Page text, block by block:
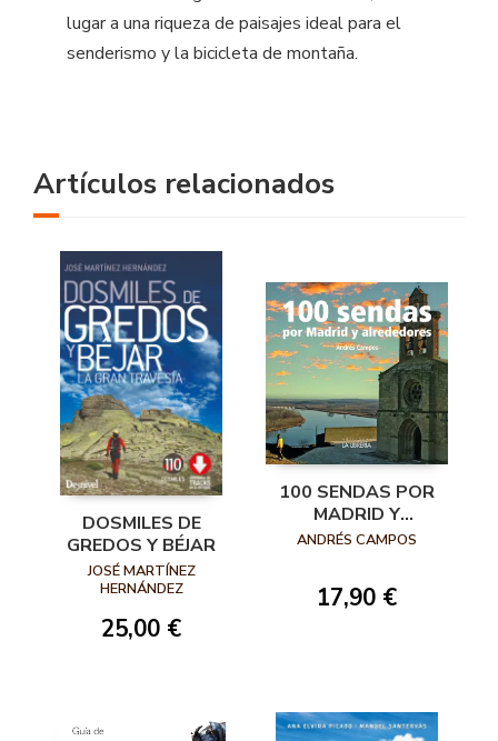
lugar a una riqueza de paisajes ideal para el
senderismo y la bicicleta de montaña.
Artículos relacionados
DOSMILES DE
GREDOS Y BÉJAR
JOSÉ MARTÍNEZ
HERNÁNDEZ
25,00 €
100 SENDAS POR
MADRID Y
ALREDEDORES
ANDRÉS CAMPOS
17,90 €